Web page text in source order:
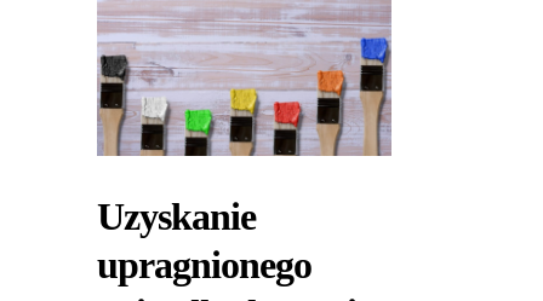
Uzyskanie
upragnionego